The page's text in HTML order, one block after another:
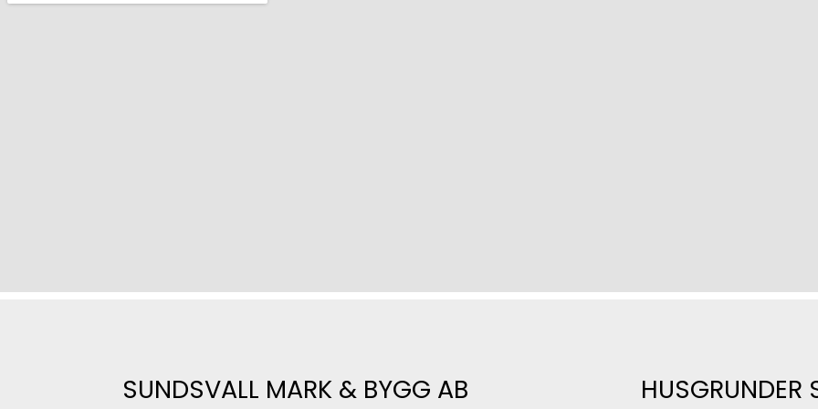
SUNDSVALL MARK & BYGG AB HUSGRUNDER